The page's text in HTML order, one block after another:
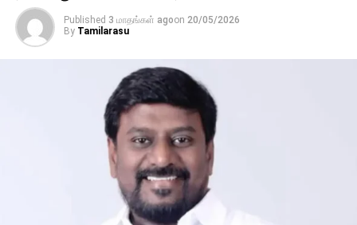
Published 3 மாதங்கள் agoon 20/05/2026
By Tamilarasu